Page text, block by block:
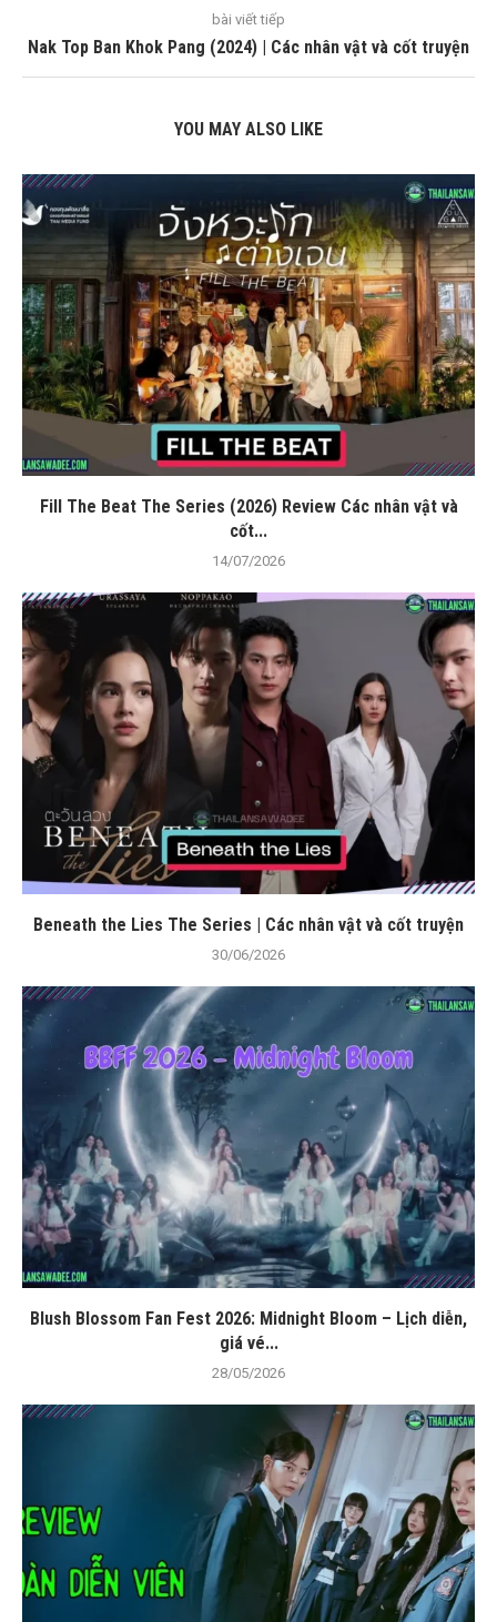
bài viết tiếp
Nak Top Ban Khok Pang (2024) | Các nhân vật và cốt truyện
YOU MAY ALSO LIKE
Fill The Beat The Series (2026) Review Các nhân vật và
cốt...
14/07/2026
Beneath the Lies The Series | Các nhân vật và cốt truyện
30/06/2026
Blush Blossom Fan Fest 2026: Midnight Bloom – Lịch diễn,
giá vé...
28/05/2026